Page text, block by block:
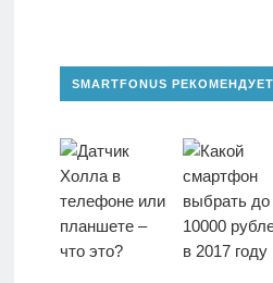
SMARTFONUS